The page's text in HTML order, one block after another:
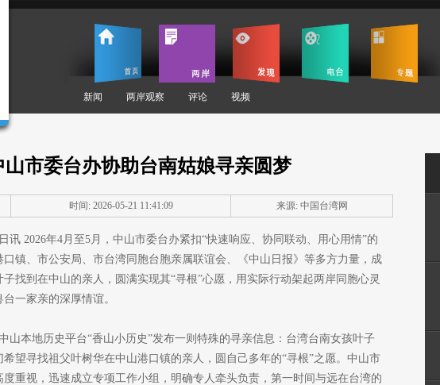
新闻 两岸观察 评论 视频
山市委台办协助台南姑娘寻亲圆梦
时间: 2026-05-21 11:41:09 来源: 中国台湾网
讯 2026年4月至5月，中山市委台办紧扣“快速响应、协同联动、用心用情”的
镇、市公安局、市台湾同胞台胞亲属联谊会、《中山日报》等多方力量，成
找到在中山的亲人，圆满实现其“寻根”心愿，用实际行动架起两岸同胞心灵
一家亲的深厚情谊。
山本地历史平台“香山小历史”发布一则特殊的寻亲信息：台湾台南女孩叶子
希望寻找祖父叶树华在中山港口镇的亲人，圆自己多年的“寻根”之愿。中山市
重视，迅速成立专项工作小组，明确专人牵头负责，第一时间与远在台湾的